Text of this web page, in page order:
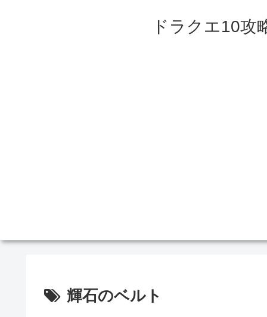
ドラクエ10攻
輝石のベルト